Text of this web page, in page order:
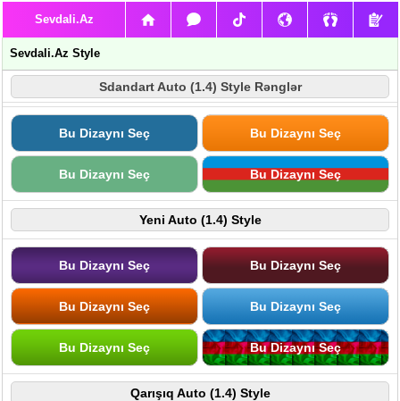
Sevdali.Az
Sevdali.Az Style
Sdandart Auto (1.4) Style Rənglər
Bu Dizaynı Seç Bu Dizaynı Seç
Bu Dizaynı Seç Bu Dizaynı Seç
Yeni Auto (1.4) Style
Bu Dizaynı Seç Bu Dizaynı Seç
Bu Dizaynı Seç Bu Dizaynı Seç
Bu Dizaynı Seç Bu Dizaynı Seç
Qarışıq Auto (1.4) Style